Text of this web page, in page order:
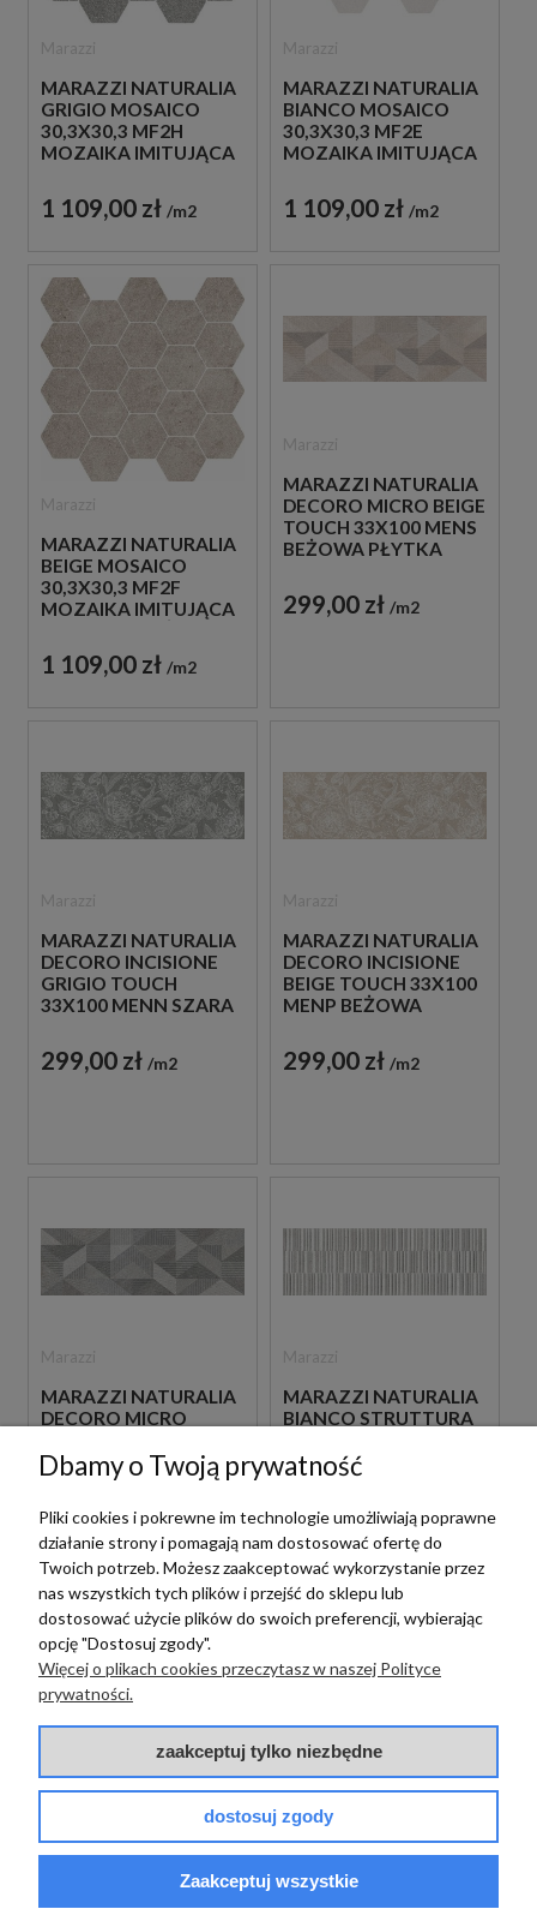
MARAZZI NATURALIA
GRIGIO MOSAICO
30,3X30,3 MF2H
MOZAIKA IMITUJĄCA
KOLORZE
1 109,00 zł m2
MARAZZI NATURALIA
BIANCO MOSAICO
30,3X30,3 MF2E
MOZAIKA IMITUJĄCA
KOLORZE
1 109,00 zł m2
MARAZZI NATURALIA
BEIGE MOSAICO
30,3X30,3 MF2F
MOZAIKA IMITUJĄCA
KOLORZE
1 109,00 zł m2
MARAZZI NATURALIA
DECORO MICRO BEIGE
TOUCH 33X100 MENS
BEŻOWA PŁYTKA
DEKORACYJNA
299,00 zł m2
MARAZZI NATURALIA
DECORO INCISIONE
GRIGIO TOUCH
33X100 MENN SZARA
DEKORACYJNA
299,00 zł m2
MARAZZI NATURALIA
DECORO INCISIONE
BEIGE TOUCH 33X100
MENP BEŻOWA
DEKORACYJNA
299,00 zł m2
MARAZZI NATURALIA
DECORO MICRO
33X100 MENR SZARA
PŁYTKA ŚCIENNA
299,00 zł m2
MARAZZI NATURALIA
BIANCO STRUTTURA
MENF SZARA PŁYTKA
STRUKTURALNA
KAMIEŃ
229,00 zł m2
MARAZZI NATURALIA
GRIGIO STRUTTURA
Marazzi
MARAZZI NATURALIA
BEIGE STRUTTURA
CODEX 3D 33X100
Dbamy o Twoją prywatność
Pliki cookies i pokrewne im technologie umożliwiają poprawne
działanie strony i pomagają nam dostosować ofertę do
Twoich potrzeb. Możesz zaakceptować wykorzystanie przez
nas wszystkich tych plików i przejść do sklepu lub
dostosować użycie plików do swoich preferencji, wybierając
opcję "Dostosuj zgody".
Więcej o plikach cookies przeczytasz w naszej Polityce
prywatności.
zaakceptuj tylko niezbędne
dostosuj zgody
Zaakceptuj wszystkie